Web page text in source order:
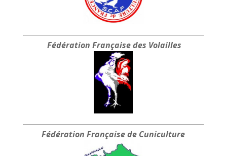
Fédération Française des Volailles
Fédération Française de Cuniculture